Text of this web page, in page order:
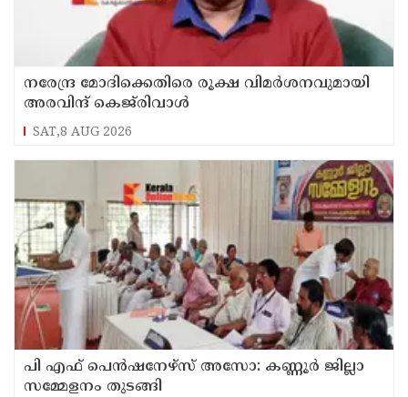
നരേന്ദ്ര മോദിക്കെതിരെ രൂക്ഷ വിമർശനവുമായി
അരവിന്ദ് കെജ്‌രിവാൾ
SAT,8 AUG 2026
പി എഫ് പെൻഷനേഴ്സ് അസോ: കണ്ണൂർ ജില്ലാ
സമ്മേളനം തുടങ്ങി